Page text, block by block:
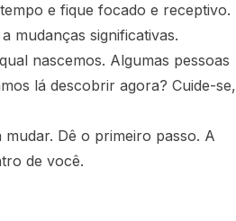
e fique focado e receptivo.
mudanças significativas.
nascemos. Algumas pessoas
lá descobrir agora? Cuide-se,
Dê o primeiro passo. A
de você.